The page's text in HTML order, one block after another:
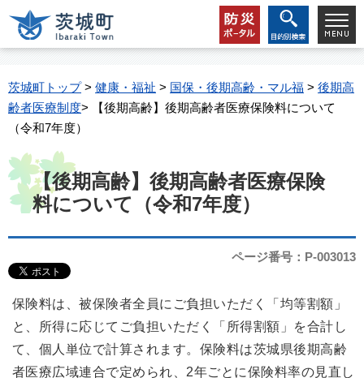
茨城町トップ> 健康・福祉 > 国保・後期高齢・マル福 > 後期高
齢者医療制度> 【後期高齢】後期高齢者医療保険料について
（令和7年度）
【後期高齢】後期高齢者医療保険
料について（令和7年度）
ページ番号：P-003013
保険料は、被保険者全員にご負担いただく「均等割額」
と、所得に応じてご負担いただく「所得割額」を合計し
て、個人単位で計算されます。保険料は茨城県後期高齢
者医療広域連合で定められ、2年ごとに保険料率の見直し